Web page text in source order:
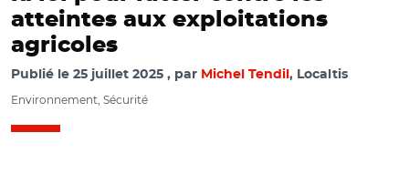
atteintes aux exploitations
agricoles
Publié le 25 juillet 2025 par Michel Tendil , Localtis
Environnement, Sécurité